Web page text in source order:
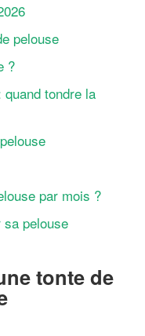
pelouse
?
tondre la
par mois ?
pelouse
tonte de